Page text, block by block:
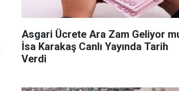
Asgari Ücrete Ara Zam Geliyor
İsa Karakaş Canlı Yayında Tarih
Verdi